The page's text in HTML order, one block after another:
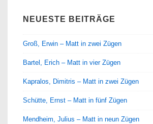
NEUESTE BEITRÄGE
Groß, Erwin – Matt in zwei Zügen
Bartel, Erich – Matt in vier Zügen
Kapralos, Dimitris – Matt in zwei Zügen
Schütte, Ernst – Matt in fünf Zügen
Mendheim, Julius – Matt in neun Zügen